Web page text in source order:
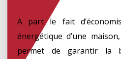
A part le fait
énergétique d’une
permet de garantir la